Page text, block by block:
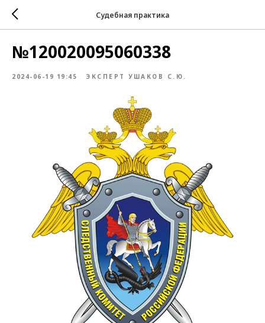
Судебная практика
№120020095060338
2024-06-19 19:45 ЭКСПЕРТ УШАКОВ С.Ю.